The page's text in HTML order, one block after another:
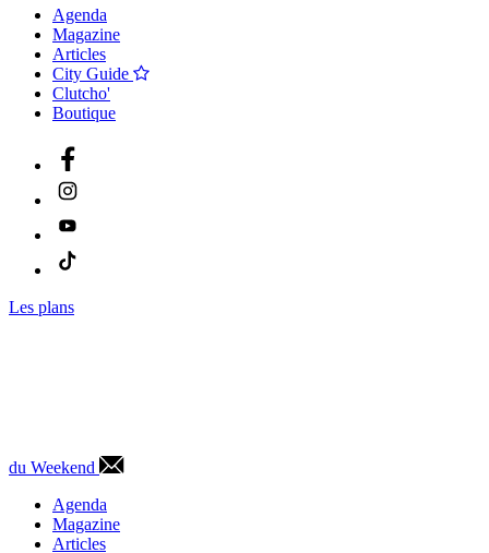
Agenda
Magazine
Articles
City Guide
Clutcho'
Boutique
Les plans
du Weekend
Agenda
Magazine
Articles